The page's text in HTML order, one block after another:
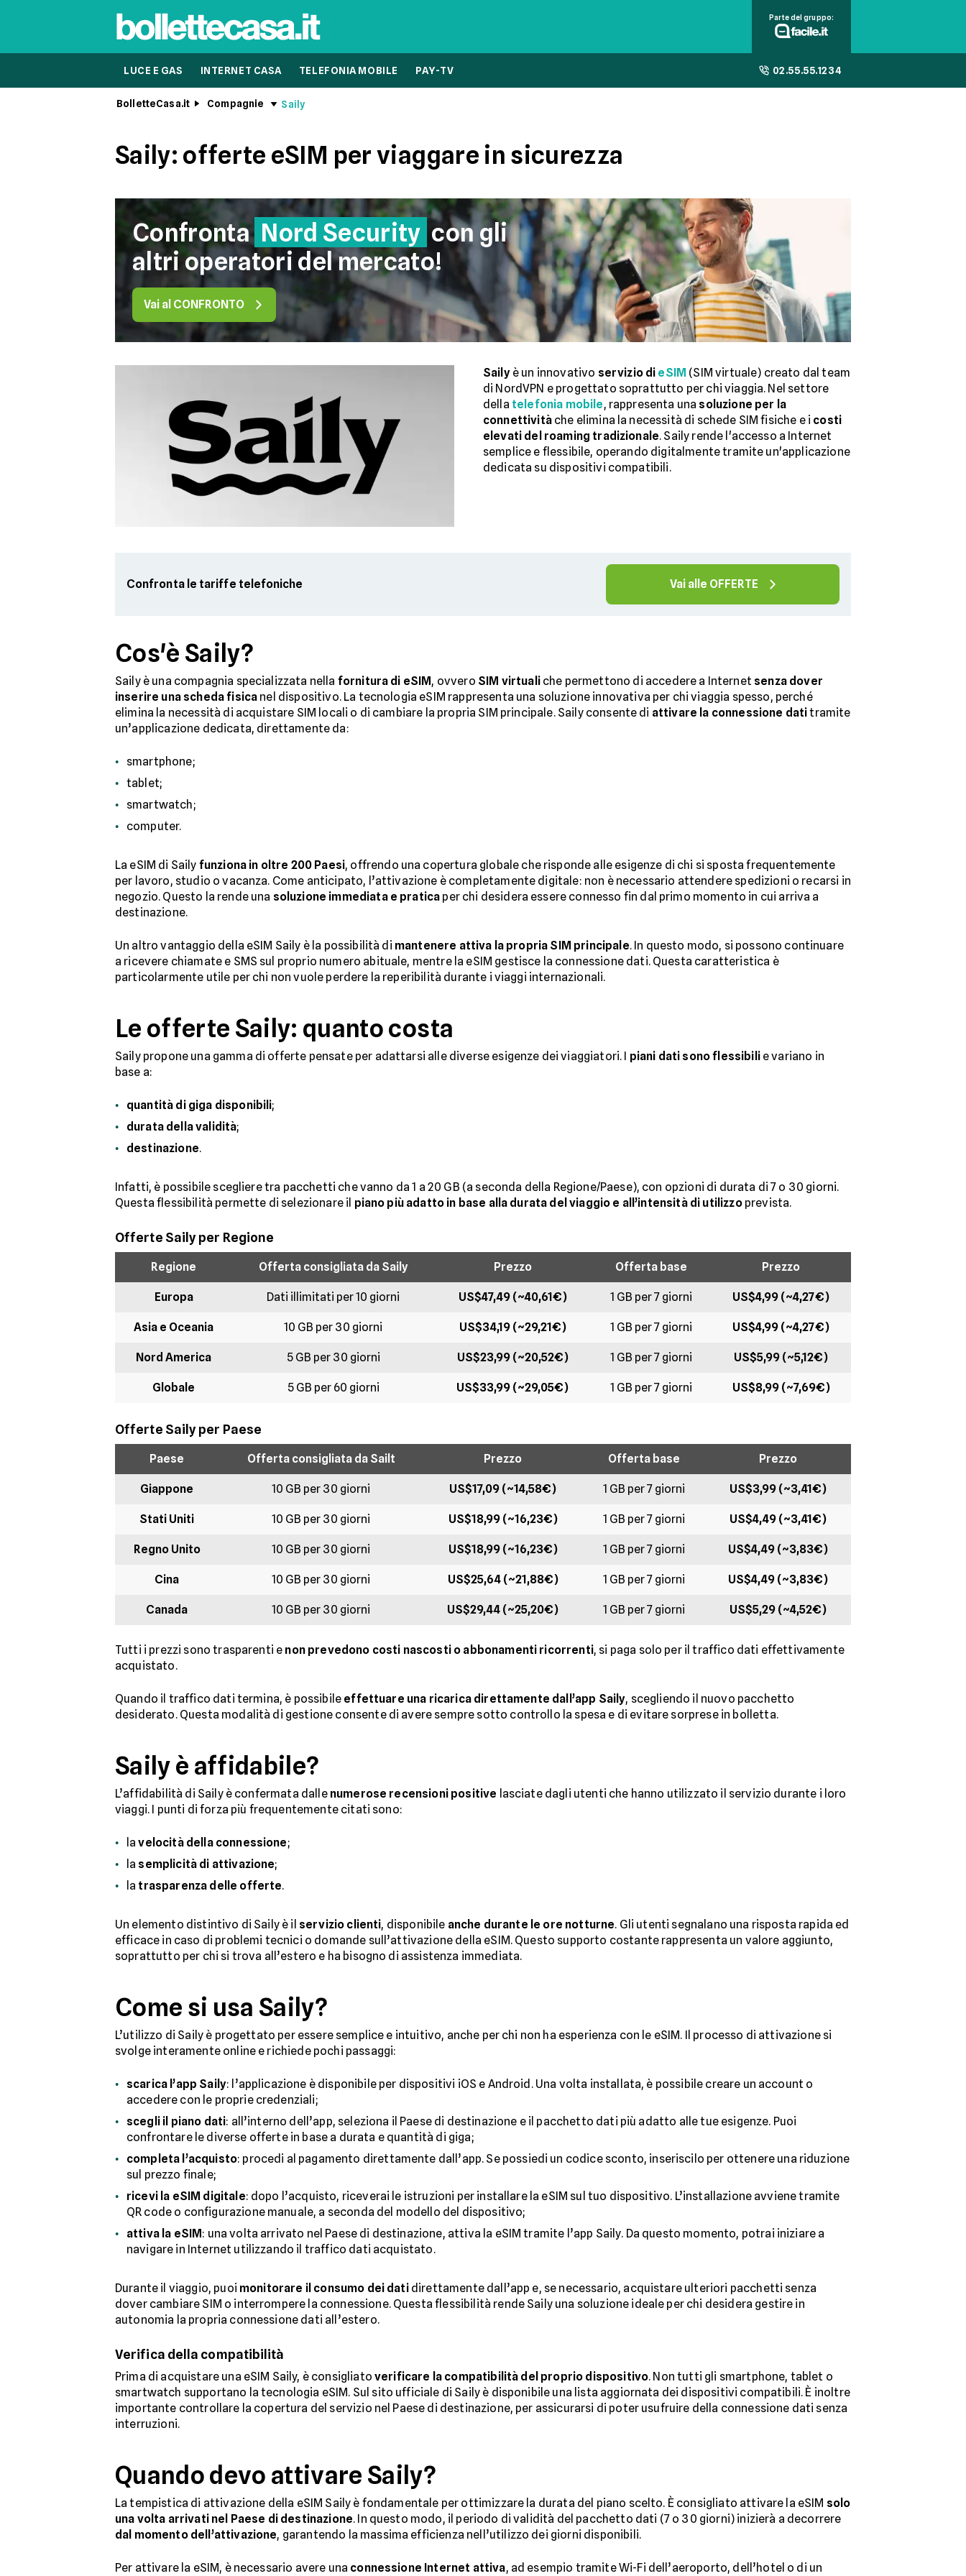
LUCE E GAS INTERNET CASA TELEFONIA MOBILE PAY-TV 02.55.55.1234
Parte del gruppo:
BolletteCasa.it Compagnie Saily
Saily: offerte eSIM per viaggare in sicurezza
Confronta Nord Security con gli
altri operatori del mercato!
Vai al CONFRONTO
Sailyè un innovativo servizio di eSIM (SIM virtuale) creato dal team
di NordVPN e progettato soprattutto per chi viaggia. Nel settore
della telefonia mobile, rappresenta una soluzione per la
connettivitàche elimina la necessità di schede SIM fisiche e i costi
elevati del roaming tradizionale. Saily rende l'accesso a Internet
semplice e flessibile, operando digitalmente tramite un'applicazione
dedicata su dispositivi compatibili.
Confronta le tariffe telefoniche Vai alle OFFERTE
Cos'è Saily?
Saily è una compagnia specializzata nella fornitura di eSIM, ovvero SIM virtualiche permettono di accedere a Internet senza dover
inserire una scheda fisica nel dispositivo. La tecnologia eSIM rappresenta una soluzione innovativa per chi viaggia spesso, perché
elimina la necessità di acquistare SIM locali o di cambiare la propria SIM principale. Saily consente di attivare la connessione datitramite
un’applicazione dedicata, direttamente da:
smartphone;
tablet;
smartwatch;
computer.
La eSIM di Saily funziona in oltre 200 Paesi, offrendo una copertura globale che risponde alle esigenze di chi si sposta frequentemente
per lavoro, studio o vacanza. Come anticipato, l’attivazione è completamente digitale: non è necessario attendere spedizioni o recarsi in
negozio. Questo la rende una soluzione immediata e pratica per chi desidera essere connesso fin dal primo momento in cui arriva a
destinazione.
Un altro vantaggio della eSIM Saily è la possibilità di mantenere attiva la propria SIM principale. In questo modo, si possono continuare
a ricevere chiamate e SMS sul proprio numero abituale, mentre la eSIM gestisce la connessione dati. Questa caratteristica è
particolarmente utile per chi non vuole perdere la reperibilità durante i viaggi internazionali.
Le offerte Saily: quanto costa
Saily propone una gamma di offerte pensate per adattarsi alle diverse esigenze dei viaggiatori. I piani dati sono flessibilie variano in
base a:
quantità di giga disponibili;
durata della validità;
destinazione.
Infatti, è possibile scegliere tra pacchetti che vanno da 1 a 20 GB (a seconda della Regione/Paese), con opzioni di durata di 7 o 30 giorni.
Questa flessibilità permette di selezionare il piano più adatto in base alla durata del viaggio e all’intensità di utilizzoprevista.
Offerte Saily per Regione
Regione Offerta consigliata da Saily Prezzo Offerta base Prezzo
Europa Dati illimitati per 10 giorni US$47,49 (~40,61€) 1 GB per 7 giorni US$4,99 (~4,27€)
Asia e Oceania 10 GB per 30 giorni US$34,19 (~29,21€) 1 GB per 7 giorni US$4,99 (~4,27€)
Nord America 5 GB per 30 giorni US$23,99 (~20,52€) 1 GB per 7 giorni US$5,99 (~5,12€)
Globale 5 GB per 60 giorni US$33,99 (~29,05€) 1 GB per 7 giorni US$8,99 (~7,69€)
Offerte Saily per Paese
Paese Offerta consigliata da Sailt Prezzo Offerta base Prezzo
Giappone 10 GB per 30 giorni US$17,09 (~14,58€) 1 GB per 7 giorni US$3,99 (~3,41€)
Stati Uniti 10 GB per 30 giorni US$18,99 (~16,23€) 1 GB per 7 giorni US$4,49 (~3,41€)
Regno Unito 10 GB per 30 giorni US$18,99 (~16,23€) 1 GB per 7 giorni US$4,49 (~3,83€)
Cina 10 GB per 30 giorni US$25,64 (~21,88€) 1 GB per 7 giorni US$4,49 (~3,83€)
Canada 10 GB per 30 giorni US$29,44 (~25,20€) 1 GB per 7 giorni US$5,29 (~4,52€)
Tutti i prezzi sono trasparenti e non prevedono costi nascosti o abbonamenti ricorrenti, si paga solo per il traffico dati effettivamente
acquistato.
Quando il traffico dati termina, è possibile effettuare una ricarica direttamente dall’app Saily, scegliendo il nuovo pacchetto
desiderato. Questa modalità di gestione consente di avere sempre sotto controllo la spesa e di evitare sorprese in bolletta.
Saily è affidabile?
L’affidabilità di Saily è confermata dalle numerose recensioni positive lasciate dagli utenti che hanno utilizzato il servizio durante i loro
viaggi. I punti di forza più frequentemente citati sono:
lavelocità della connessione;
la semplicità di attivazione;
la trasparenza delle offerte.
Un elemento distintivo di Saily è il servizio clienti, disponibile anche durante le ore notturne. Gli utenti segnalano una risposta rapida ed
efficace in caso di problemi tecnici o domande sull’attivazione della eSIM. Questo supporto costante rappresenta un valore aggiunto,
soprattutto per chi si trova all’estero e ha bisogno di assistenza immediata.
Come si usa Saily?
L’utilizzo di Saily è progettato per essere semplice e intuitivo, anche per chi non ha esperienza con le eSIM. Il processo di attivazione si
svolge interamente online e richiede pochi passaggi:
scarica l’app Saily: l’applicazione è disponibile per dispositivi iOS e Android. Una volta installata, è possibile creare un account o
accedere con le proprie credenziali;
scegli il piano dati: all’interno dell’app, seleziona il Paese di destinazione e il pacchetto dati più adatto alle tue esigenze. Puoi
confrontare le diverse offerte in base a durata e quantità di giga;
completa l’acquisto: procedi al pagamento direttamente dall’app. Se possiedi un codice sconto, inseriscilo per ottenere una riduzione
sul prezzo finale;
ricevi la eSIM digitale: dopo l’acquisto, riceverai le istruzioni per installare la eSIM sul tuo dispositivo. L’installazione avviene tramite
QR code o configurazione manuale, a seconda del modello del dispositivo;
attiva la eSIM: una volta arrivato nel Paese di destinazione, attiva la eSIM tramite l’app Saily. Da questo momento, potrai iniziare a
navigare in Internet utilizzando il traffico dati acquistato.
Durante il viaggio, puoi monitorare il consumo dei datidirettamente dall’app e, se necessario, acquistare ulteriori pacchetti senza
dover cambiare SIM o interrompere la connessione. Questa flessibilità rende Saily una soluzione ideale per chi desidera gestire in
autonomia la propria connessione dati all’estero.
Verifica della compatibilità
Prima di acquistare una eSIM Saily, è consigliato verificare la compatibilità del proprio dispositivo. Non tutti gli smartphone, tablet o
smartwatch supportano la tecnologia eSIM. Sul sito ufficiale di Saily è disponibile una lista aggiornata dei dispositivi compatibili. È inoltre
importante controllare la copertura del servizio nel Paese di destinazione, per assicurarsi di poter usufruire della connessione dati senza
interruzioni.
Quando devo attivare Saily?
La tempistica di attivazione della eSIM Saily è fondamentale per ottimizzare la durata del piano scelto. È consigliato attivare la eSIM solo
una volta arrivati nel Paese di destinazione. In questo modo, il periodo di validità del pacchetto dati (7 o 30 giorni) inizierà a decorrere
dal momento dell’attivazione, garantendo la massima efficienza nell’utilizzo dei giorni disponibili.
Per attivare la eSIM, è necessario avere una connessione Internet attiva, ad esempio tramite Wi-Fi dell’aeroporto, dell’hotel o di un